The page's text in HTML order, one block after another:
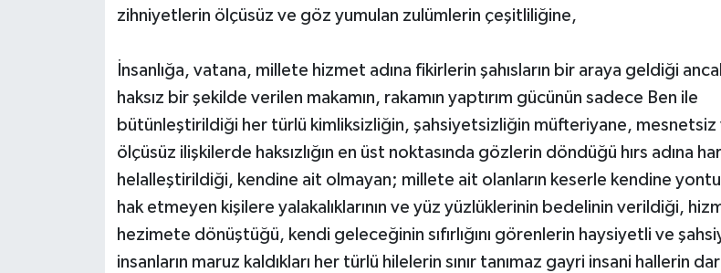
zihniyetlerin ölçüsüz ve göz yumulan zulümlerin çeşitliliğine,
İnsanlığa, vatana, millete hizmet adına fikirlerin şahısların bir araya geldiği
haksız bir şekilde verilen makamın, rakamın yaptırım gücünün sadece Ben ile
bütünleştirildiği her türlü kimliksizliğin, şahsiyetsizliğin müfteriyane, mesnetsiz
ölçüsüz ilişkilerde haksızlığın en üst noktasında gözlerin döndüğü hırs adına
helalleştirildiği, kendine ait olmayan; millete ait olanların keserle kendine
hak etmeyen kişilere yalakalıklarının ve yüz yüzlüklerinin bedelinin verildiği,
hezimete dönüştüğü, kendi geleceğinin sıfırlığını görenlerin haysiyetli ve
insanların maruz kaldıkları her türlü hilelerin sınır tanımaz gayri insani hallerin dar